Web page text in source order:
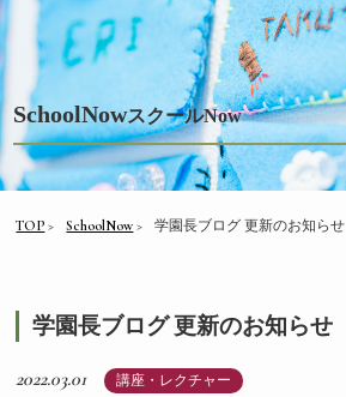
SchoolNowスクールNow
TOP SchoolNow 学園長ブログ 更新のお知らせ
学園長ブログ 更新のお知らせ
2022.03.01 講座・レクチャー